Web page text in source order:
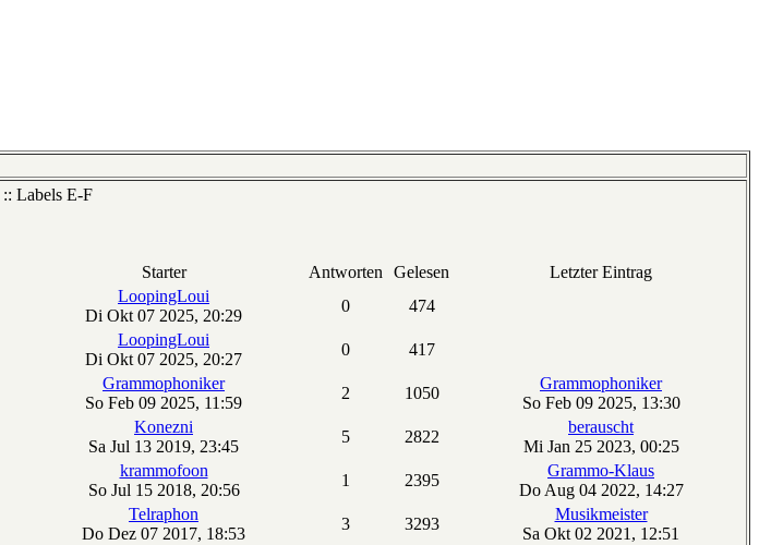
:: Labels E-F
Starter Antworten Gelesen
Letzter Eintrag
LoopingLoui
Di Okt 07 2025, 20:29
0 474
LoopingLoui
Di Okt 07 2025, 20:27
0 417
Grammophoniker
So Feb 09 2025, 11:59
2 1050
Grammophoniker
So Feb 09 2025, 13:30
Konezni
Sa Jul 13 2019, 23:45
5 2822
berauscht
Mi Jan 25 2023, 00:25
krammofoon
So Jul 15 2018, 20:56
1 2395
Grammo-Klaus
Do Aug 04 2022, 14:27
Telraphon
Do Dez 07 2017, 18:53
3 3293
Musikmeister
Sa Okt 02 2021, 12:51